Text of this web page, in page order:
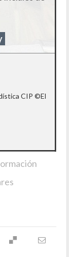
CIP ©El